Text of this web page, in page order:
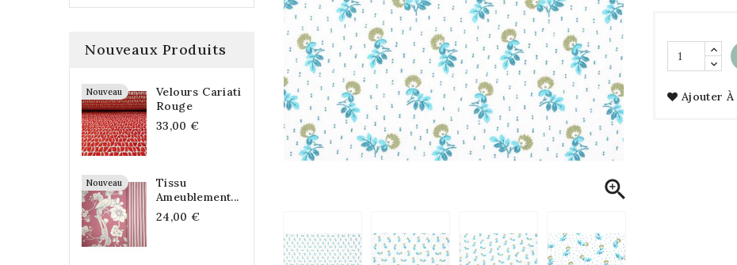
Nouveaux Produits
Nouveau
Velours Cariati
Rouge
33,00 €
Nouveau
Tissu
Ameublement...
24,00 €

Ajouter À